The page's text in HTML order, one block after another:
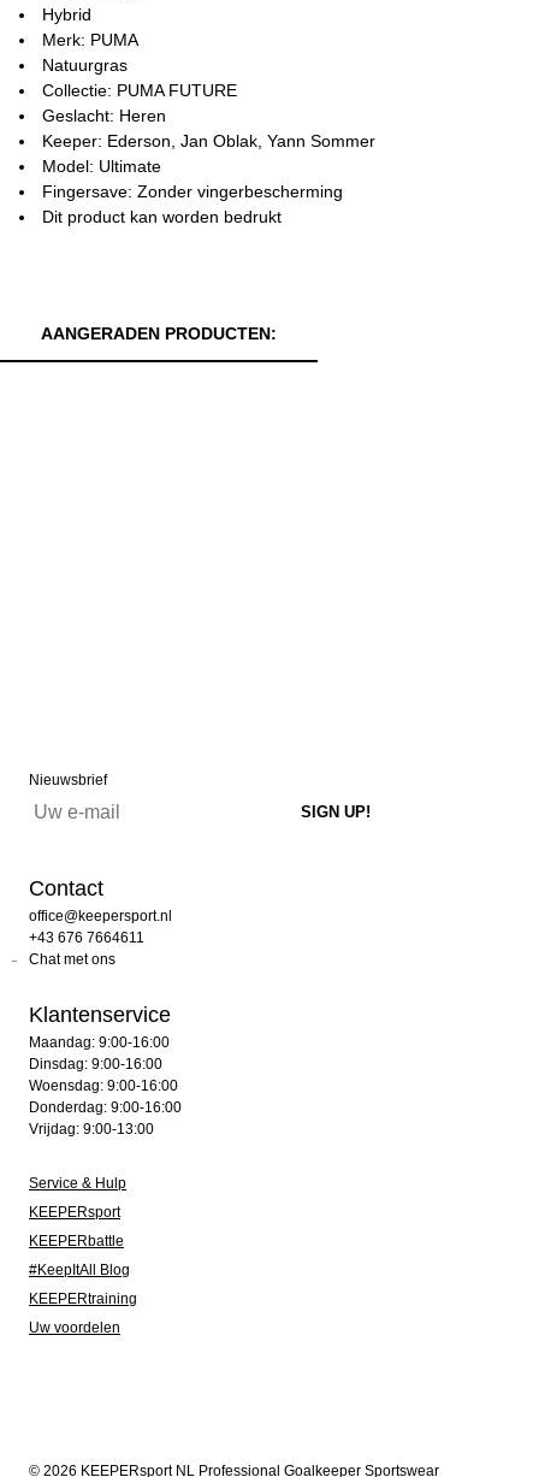
Hybrid
Merk: PUMA
Natuurgras
Collectie: PUMA FUTURE
Geslacht: Heren
Keeper: Ederson, Jan Oblak, Yann Sommer
Model: Ultimate
Fingersave: Zonder vingerbescherming
Dit product kan worden bedrukt
AANGERADEN PRODUCTEN:
Nieuwsbrief
Contact
office@keepersport.nl
+43 676 7664611
Chat met ons
Klantenservice
Maandag: 9:00-16:00
Dinsdag: 9:00-16:00
Woensdag: 9:00-16:00
Donderdag: 9:00-16:00
Vrijdag: 9:00-13:00
Service & Hulp
KEEPERsport
KEEPERbattle
#KeepItAll Blog
KEEPERtraining
Uw voordelen
© 2026 KEEPERsport NL Professional Goalkeeper Sportswear